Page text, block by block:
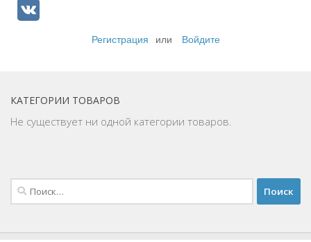
Регистрация или Войдите
КАТЕГОРИИ ТОВАРОВ
Не существует ни одной категории товаров.